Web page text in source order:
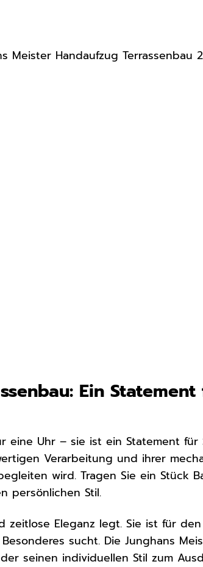
Handaufzug Terrassenbau
Ein
eine Uhr – sie ist ein Statement für
Verarbeitung und ihrer
wird. Tragen Sie ein Stück
persönlichen Stil.
Eleganz legt. Sie ist für
sucht. Die Junghans
seinen individuellen Stil zum